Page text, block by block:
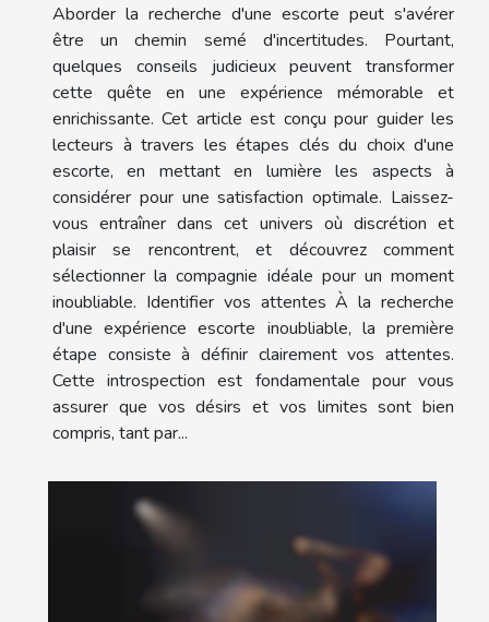
Aborder la recherche d'une escorte peut s'avérer
être un chemin semé d'incertitudes. Pourtant,
quelques conseils judicieux peuvent transformer
cette quête en une expérience mémorable et
enrichissante. Cet article est conçu pour guider les
lecteurs à travers les étapes clés du choix d'une
escorte, en mettant en lumière les aspects à
considérer pour une satisfaction optimale. Laissez-
vous entraîner dans cet univers où discrétion et
plaisir se rencontrent, et découvrez comment
sélectionner la compagnie idéale pour un moment
inoubliable. Identifier vos attentes À la recherche
d'une expérience escorte inoubliable, la première
étape consiste à définir clairement vos attentes.
Cette introspection est fondamentale pour vous
assurer que vos désirs et vos limites sont bien
compris, tant par...